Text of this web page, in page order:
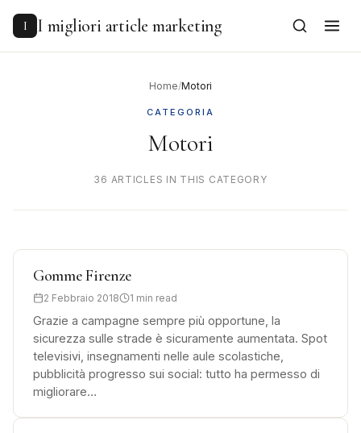
content
I I migliori article marketing
Home/Motori
CATEGORIA
Motori
36 ARTICLES IN THIS CATEGORY
Gomme Firenze
2 Febbraio 2018 1 min read
Grazie a campagne sempre più opportune, la
sicurezza sulle strade è sicuramente aumentata. Spot
televisivi, insegnamenti nelle aule scolastiche,
pubblicità progresso sui social: tutto ha permesso di
migliorare…